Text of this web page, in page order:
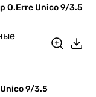
O.Erre Unico 9/3.5
9/3.5